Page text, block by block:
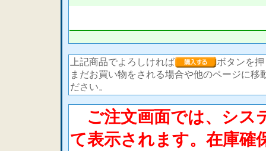
上記商品でよろしければ
ボタンを
まだお買い物をされる場合や他のページに移
ださい。
ご注文画面では、シス
て表示されます。在庫確